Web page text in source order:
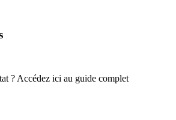
? Accédez ici au guide complet